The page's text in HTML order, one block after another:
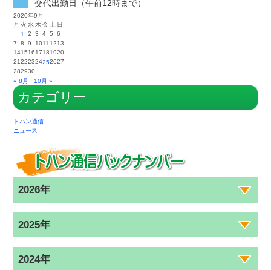
交代出勤日（午前12時まで）
2020年9月
月 火 水 木 金 土 日
1
2 3 4 5
6
7
8 9 1011 1213
14151617181920
21222324252627
282930
« 8月
10月 »
カテゴリー
トハン通信
ニュース
2026年
2025年
2024年